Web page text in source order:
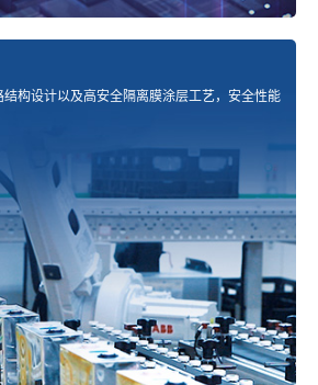
构设计以及高安全隔离膜涂层工艺，安全性能